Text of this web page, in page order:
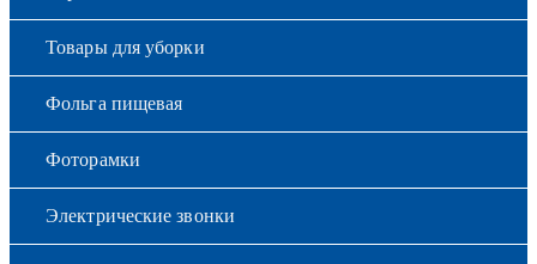
Товары для уборки
Фольга пищевая
Фоторамки
Электрические звонки